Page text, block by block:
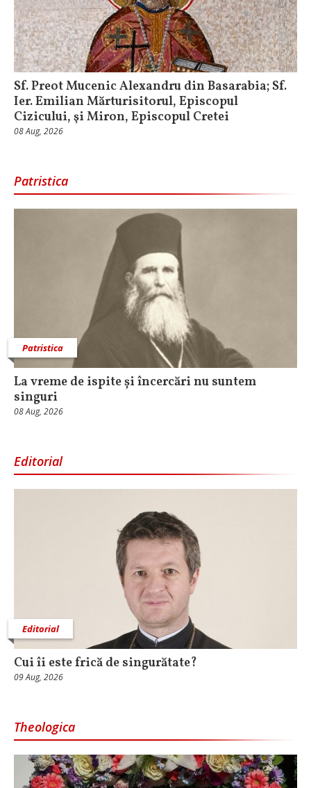
Sf. Preot Mucenic Alexandru din Basarabia; Sf.
Ier. Emilian Mărturisitorul, Episcopul
Cizicului, şi Miron, Episcopul Cretei
08 Aug, 2026
Patristica
Patristica
La vreme de ispite și încercări nu suntem
singuri
08 Aug, 2026
Editorial
Editorial
Cui îi este frică de singurătate?
09 Aug, 2026
Theologica